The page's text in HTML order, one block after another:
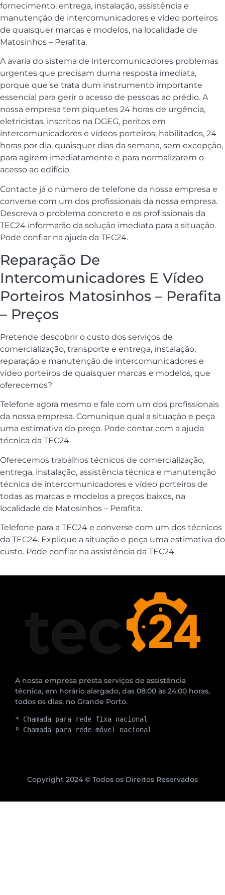
fornecimento, entrega, instalação, assistência e
manutenção de intercomunicadores e vídeo porteiros
de quaisquer marcas e modelos, na localidade de
Matosinhos – Perafita.
A avaria do sistema de intercomunicadores problemas
urgentes que precisam duma resposta imediata,
porque que se trata dum instrumento importante
essencial para gerir o acesso de pessoas ao prédio. A
nossa empresa tem piquetes 24 horas de urgência,
eletricistas, inscritos na DGEG, peritos em
intercomunicadores e vídeos porteiros, habilitados, 24
horas por dia, quaisquer dias da semana, sem excepção,
para agirem imediatamente e para normalizarem o
acesso ao edifício.
Contacte já o número de telefone da nossa empresa e
converse com um dos profissionais da nossa empresa.
Descreva o problema concreto e os profissionais da
TEC24 informarão da solução imediata para a situação.
Pode confiar na ajuda da TEC24.
Reparação De
Intercomunicadores E Vídeo
Porteiros Matosinhos – Perafita
– Preços
Pretende descobrir o custo dos serviços de
comercialização, transporte e entrega, instalação,
reparação e manutenção de intercomunicadores e
vídeo porteiros de quaisquer marcas e modelos, que
oferecemos?
Telefone agora mesmo e fale com um dos profissionais
da nossa empresa. Comunique qual a situação e peça
uma estimativa do preço. Pode contar com a ajuda
técnica da TEC24.
Oferecemos trabalhos técnicos de comercialização,
entrega, instalação, assistência técnica e manutenção
técnica de intercomunicadores e vídeo porteiros de
todas as marcas e modelos a preços baixos, na
localidade de Matosinhos – Perafita.
Telefone para a TEC24 e converse com um dos técnicos
da TEC24. Explique a situação e peça uma estimativa do
custo. Pode confiar na assistência da TEC24.
A nossa empresa presta serviços de assistência
técnica, em horário alargado, das 08:00 às 24:00 horas,
todos os dias, no Grande Porto.
* Chamada para rede fixa nacional
º Chamada para rede móvel nacional
Copyright 2024 © Todos os Direitos Reservados